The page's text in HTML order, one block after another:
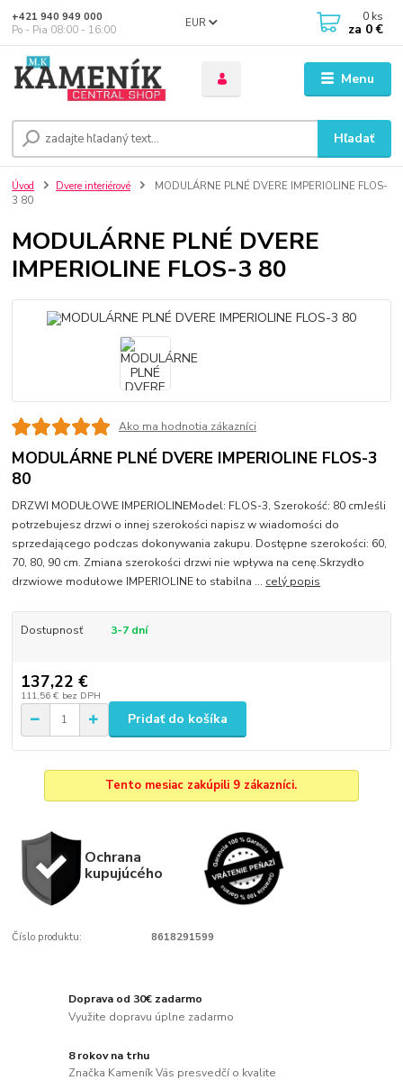
Menu
EUR
Hľadať
+421 940 949 000
Po - Pia 08:00 - 16:00
0 ks
za 0 €
Úvod Dvere interiérové
MODULÁRNE PLNÉ DVERE IMPERIOLINE FLOS-
3 80
MODULÁRNE PLNÉ DVERE
IMPERIOLINE FLOS-3 80
Ako ma hodnotia zákazníci
MODULÁRNE PLNÉ DVERE IMPERIOLINE FLOS-3
80
DRZWI MODUŁOWE IMPERIOLINEModel: FLOS-3, Szerokość: 80 cmJeśli
potrzebujesz drzwi o innej szerokości napisz w wiadomości do
sprzedającego podczas dokonywania zakupu. Dostępne szerokości: 60,
70, 80, 90 cm. Zmiana szerokości drzwi nie wpływa na cenę.Skrzydło
drzwiowe modułowe IMPERIOLINE to stabilna ... celý popis
Dostupnosť 3-7 dní
137,22 €
111,56 € bez DPH
Pridať do košíka
Tento mesiac zakúpili 9 zákazníci.
Ochrana
kupujúcého
Číslo produktu: 8618291599
Doprava od 30€ zadarmo
Využite dopravu úplne zadarmo
8 rokov na trhu
Značka Kameník Vás presvedčí o kvalite